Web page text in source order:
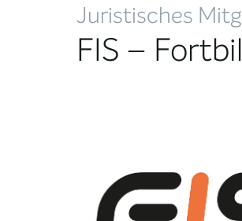
Juristisches
FIS –